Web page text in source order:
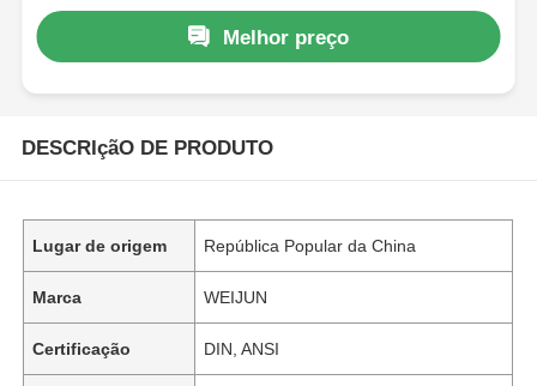
Interno HRC 62 Ferramentas Manuais
Melhor preço
DESCRIçãO DE PRODUTO
Lugar de origem República Popular da China
Marca WEIJUN
Certificação DIN, ANSI